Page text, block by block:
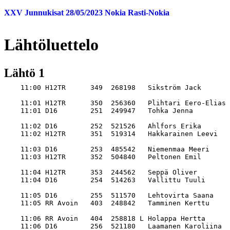
XXV Junnukisat 28/05/2023 Nokia Rasti-Nokia
Lähtöluettelo
Lähtö 1
11:00 H12TR      349  268198   Sikström Jack                       TP                                  

    11:01 H12TR      350  256360   Plihtari Eero-Elias                 KyRa                                
    11:01 D16        251  249947   Tohka Jenna                         PäLuLu                              

    11:02 D16        252  521526   Ahlfors Erika                       TP                                  
    11:02 H12TR      351  519314   Hakkarainen Leevi                   HlS                                 

    11:03 D16        253  485542   Niemenmaa Meeri                     IkNV                                
    11:03 H12TR      352  504840   Peltonen Emil                       TP                                  

    11:04 H12TR      353  244562   Seppä Oliver                        KangSK                              
    11:04 D16        254  514263   Vallittu Tuuli                      KangSK                              

    11:05 D16        255  511570   Lehtovirta Saana                    TP                                  
    11:05 RR Avoin   403  248842   Tamminen Kerttu                     KyRa                                

    11:06 RR Avoin   404  258818 L Holappa Hertta                      RaN                                 
    11:06 D16        256  521180   Laamanen Karoliina                  TarpSu                              
    11:06 D12TR      343  256072   Stenvall Sara                       TP                                  

    11:07 D12TR      344  521179   Holappa Kreetta                     RaN                                 
    11:07 RR Avoin   405  521177   Kinnari Valtteri                    TP                                  
    11:07 D16        257  518871   Mariani Sandra                      Koovee                              

    11:08 RR Avoin   406  258812 L Mellin August                       RaN                                 
    11:08 D12TR      345  257523   Myllymäki Anni-Maija                KyRa                                

    11:09 RR Avoin   407  237369   Ahti Samuel                         TP                                  
    11:09 D12TR      346  175718   Laine Vilja                         TP                                  
    11:09 H16        258  526669   Syväterä Sampo                      TP                                  

    11:10 H16        259  509597   Göransson Niklas                    HlS                                 
    11:10 RR Avoin   408  269495   Räty Martti                         RaN                                 
    11:10 D12TR      347  514945   Yliaho Lilja                        Koovee                              

    11:11 H16        260  520464   Kinnunen Onni                       KangSK                              
    11:11 RR Avoin   409  258809 L Ryynänen Tuomas                     TP                                  
    11:11 D12TR      348   90196   Syrjänen Ilona                      HlS                                 

    11:12 RR Avoin   410  228967   Alajoki Väinö                       RaN                                 
    11:12 10 Avoin   402  258819 L Liuhala Aatos                       RaN                                 
    11:12 H16        261  266378   Paju Vilho                          TP                                  

    11:13 H12        321  508957   Ahlfors Matias                      TP                                  
    11:13 RR Avoin   411  522637   Liukas Saimi                        KangSK                              

    11:14 H12        322  508864   Honkavaara Eero                     HlS                                 
    11:14 D14        262  525288   Kalari Kaisla                       TP                                  
    11:14 RR Avoin   412  258811 L Mellin Elisa                        RaN                                 

    11:15 D14        263  512354   Kulju Silva                         HlS                                 
    11:15 RR Avoin   413  514344   Lahtinen Saimi                      TP                                  
    11:15 H12        323  508721   Nissinen Akseli                     TP                                  

    11:16 D14        264  517564   Ahti Saana                          TP                                  
    11:16 RR Avoin   414  114613   Koivuranta Kristian                 VaHa                                
    11:16 H12        324  509177   Metsäpuro Rasmus                    RaN                                 

    11:17 RR Avoin   415  258817 L Isokallio Johannes                  L-LL                                
    11:17 H12        325  248749   Lindstedt Luukas                    TP                                  
    11:17 D14        265  236553   Talonen Elsa                        IkNV                                

    11:18 RR Avoin   416  258813 L Kemppainen Elias                    TarpSu                              
    11:18 H12        326  518091   Laatunen Niilo